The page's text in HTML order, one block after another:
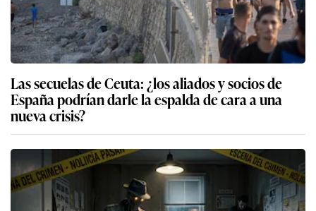
Las secuelas de Ceuta: ¿los aliados y socios de
España podrían darle la espalda de cara a una
nueva crisis?